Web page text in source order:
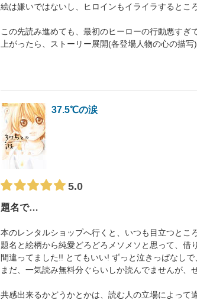
絵は嫌いではないし、ヒロインもイライラするとこ
この先読み進めても、最初のヒーローの行動悪すぎ
上がったら、ストーリー展開(各登場人物の心の描写)
37.5℃の涙
5.0
題名で…
本のレンタルショップへ行くと、いつも目立つとこ
題名と絵柄から純愛どろどろメソメソと思って、借
間違ってました!! とてもいい! ずっと泣きっぱなし
まだ、一気読み無料分ぐらいしか読んでませんが、
共感出来るかどうかとかは、読む人の立場によって